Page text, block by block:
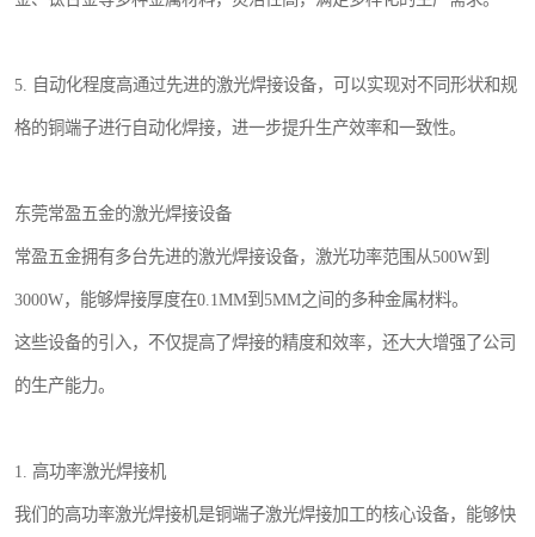
5. 自动化程度高通过先进的激光焊接设备，可以实现对不同形状和规
格的铜端子进行自动化焊接，进一步提升生产效率和一致性。
东莞常盈五金的激光焊接设备
常盈五金拥有多台先进的激光焊接设备，激光功率范围从500W到
3000W，能够焊接厚度在0.1MM到5MM之间的多种金属材料。
这些设备的引入，不仅提高了焊接的精度和效率，还大大增强了公司
的生产能力。
1. 高功率激光焊接机
我们的高功率激光焊接机是铜端子激光焊接加工的核心设备，能够快